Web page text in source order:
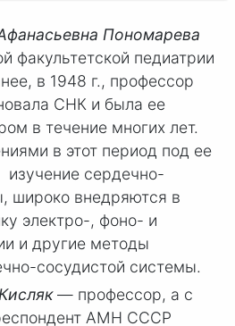
Пономарева
факультетской педиатрии
в 1948 г., профессор
СНК и была ее
в течение многих лет.
в этот период под ее
изучение сердечно-
широко внедряются в
электро-, фоно- и
и другие методы
сосудистой системы.
— профессор, а с
АМН СССР